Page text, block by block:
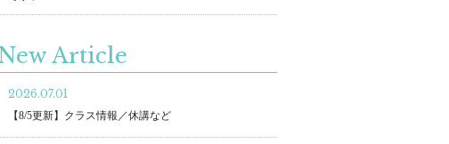
Article
2026.07.01
【8/5更新】クラス情報／休講など